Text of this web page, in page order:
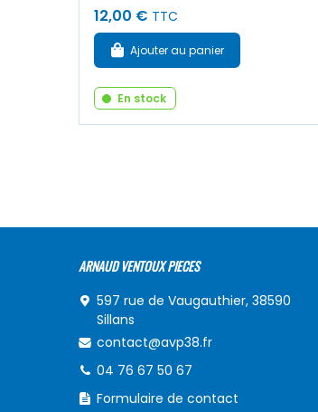
12,00 € TTC
Ajouter au panier
En stock
ARNAUD VENTOUX PIECES
597 rue de Vaugauthier, 38590
Sillans
contact@avp38.fr
04 76 67 50 67
Formulaire de contact